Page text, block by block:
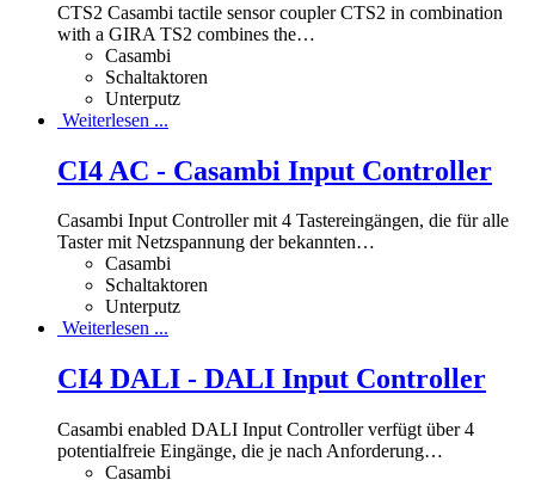
CTS2 Casambi tactile sensor coupler CTS2 in combination
with a GIRA TS2 combines the…
Casambi
Schaltaktoren
Unterputz
Weiterlesen ...
CI4 AC - Casambi Input Controller
Casambi Input Controller mit 4 Tastereingängen, die für alle
Taster mit Netzspannung der bekannten…
Casambi
Schaltaktoren
Unterputz
Weiterlesen ...
CI4 DALI - DALI Input Controller
Casambi enabled DALI Input Controller verfügt über 4
potentialfreie Eingänge, die je nach Anforderung…
Casambi